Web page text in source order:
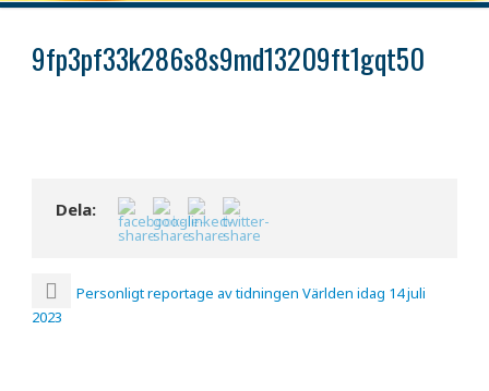
9fp3pf33k286s8s9md13209ft1gqt50
Dela:
Personligt reportage av tidningen Världen idag 14 juli
2023